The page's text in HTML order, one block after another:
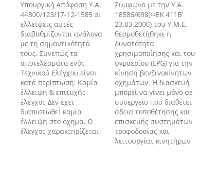
Υπουργική Απόφαση Υ.Α.
44800/123/17-12-1985 οι
ελλείψεις αυτές
διαβαθμίζονται ανάλογα
με τη σημαντικότητά
τους. Συνεπώς τα
αποτελέσματα ενός
Τεχνικού Ελέγχου είναι
κατά περίπτωση: Καμία
έλλειψη & επιτυχής
έλεγχος Δεν έχει
διαπιστωθεί καμία
έλλειψη στο όχημα. Ο
έλεγχος χαρακτηρίζεται
Σύμφωνα με την Υ.Α.
18586/698(ΦΕΚ 411Β’
23.03.2000) του Υ.Μ.Ε.
θεσμοθετήθηκε η
δυνατότητα
χρησιμοποίησης και του
υγραερίου (LPG) για την
κίνηση βενζινοκίνητων
οχημάτων. Η διασκευή
μπορεί να γίνει μόνο σε
συνεργείο που διαθέτει
άδεια τοποθέτησης και
επισκευής συστημάτων
τροφοδοσίας και
λειτουργίας κινητήρων